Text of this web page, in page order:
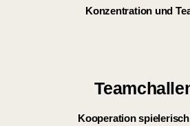
Konzentration und
Kooperation